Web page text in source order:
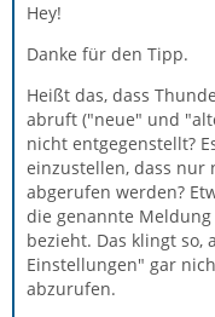
Hey!
Danke für den Tipp.
Heißt das, dass
abruft ("neue" und
nicht entgegenstellt?
einzustellen, dass nur
abgerufen werden?
die genannte
bezieht. Das klingt
Einstellungen" gar
abzurufen.